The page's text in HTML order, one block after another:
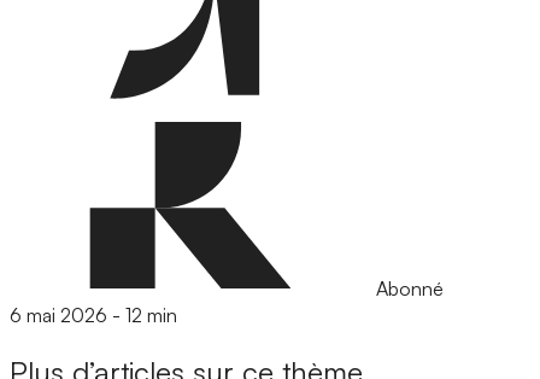
Abonné
6 mai 2026 - 12 min
Plus d’articles sur ce thème